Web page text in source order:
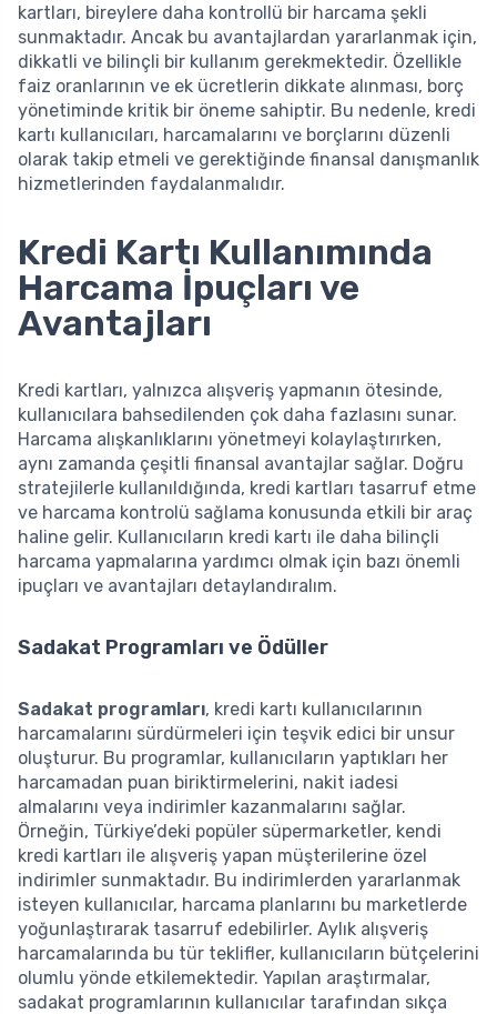
kartları, bireylere daha kontrollü bir harcama şekli
sunmaktadır. Ancak bu avantajlardan yararlanmak için,
dikkatli ve bilinçli bir kullanım gerekmektedir. Özellikle
faiz oranlarının ve ek ücretlerin dikkate alınması, borç
yönetiminde kritik bir öneme sahiptir. Bu nedenle, kredi
kartı kullanıcıları, harcamalarını ve borçlarını düzenli
olarak takip etmeli ve gerektiğinde finansal danışmanlık
hizmetlerinden faydalanmalıdır.
Kredi Kartı Kullanımında
Harcama İpuçları ve
Avantajları
Kredi kartları, yalnızca alışveriş yapmanın ötesinde,
kullanıcılara bahsedilenden çok daha fazlasını sunar.
Harcama alışkanlıklarını yönetmeyi kolaylaştırırken,
aynı zamanda çeşitli finansal avantajlar sağlar. Doğru
stratejilerle kullanıldığında, kredi kartları tasarruf etme
ve harcama kontrolü sağlama konusunda etkili bir araç
haline gelir. Kullanıcıların kredi kartı ile daha bilinçli
harcama yapmalarına yardımcı olmak için bazı önemli
ipuçları ve avantajları detaylandıralım.
Sadakat Programları ve Ödüller
Sadakat programları, kredi kartı kullanıcılarının
harcamalarını sürdürmeleri için teşvik edici bir unsur
oluşturur. Bu programlar, kullanıcıların yaptıkları her
harcamadan puan biriktirmelerini, nakit iadesi
almalarını veya indirimler kazanmalarını sağlar.
Örneğin, Türkiye’deki popüler süpermarketler, kendi
kredi kartları ile alışveriş yapan müşterilerine özel
indirimler sunmaktadır. Bu indirimlerden yararlanmak
isteyen kullanıcılar, harcama planlarını bu marketlerde
yoğunlaştırarak tasarruf edebilirler. Aylık alışveriş
harcamalarında bu tür teklifler, kullanıcıların bütçelerini
olumlu yönde etkilemektedir. Yapılan araştırmalar,
sadakat programlarının kullanıcılar tarafından sıkça